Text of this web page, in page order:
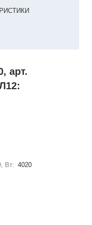
арт.
Вт: 4020